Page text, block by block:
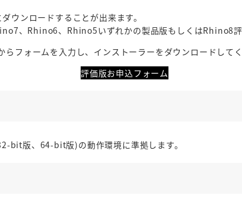
ウンロードすることが出来ます。
、Rhino6、Rhino5いずれかの製品版もしくはRhino8評
らフォームを入力し、インストーラーをダウンロードしてく
評価版お申込フォーム
版、64-bit版)の動作環境に準拠します。